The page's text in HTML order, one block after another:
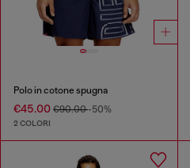
Polo in cotone spugna
€45.00 €90.00-50%
2 COLORI